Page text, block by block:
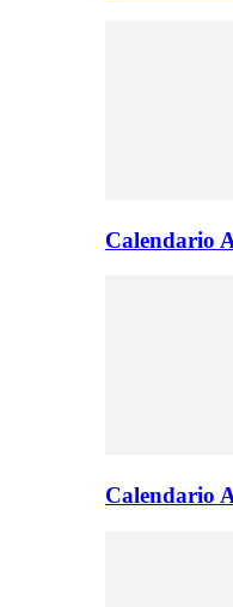
Calendario
Calendario